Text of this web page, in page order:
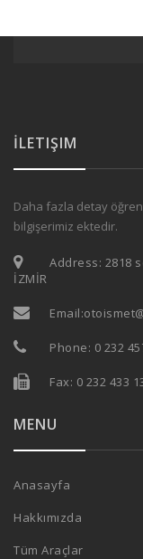
İLETIŞIM
Daha fazla detay
bilgişerimiz ektedir.
Address: 2818
İZMİR
Email:
Phone: 0 232
Fax: 0 232 433
MENU
Anasayfa
Hakkımızda
Tüm Araçlar